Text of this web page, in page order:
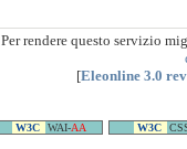
Per rendere questo servizio
[Eleonline 3.0
W3C WAI-AA W3C